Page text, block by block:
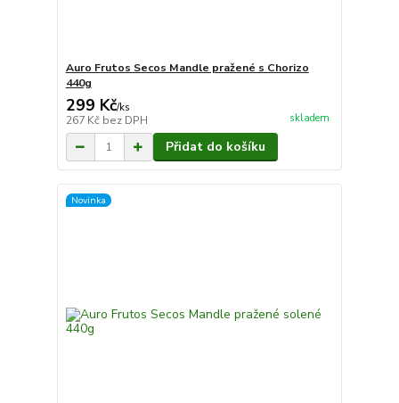
Auro Frutos Secos Mandle pražené s Chorizo
440g
299 Kč/ks
267 Kč bez DPH skladem
Přidat do košíku
Novinka